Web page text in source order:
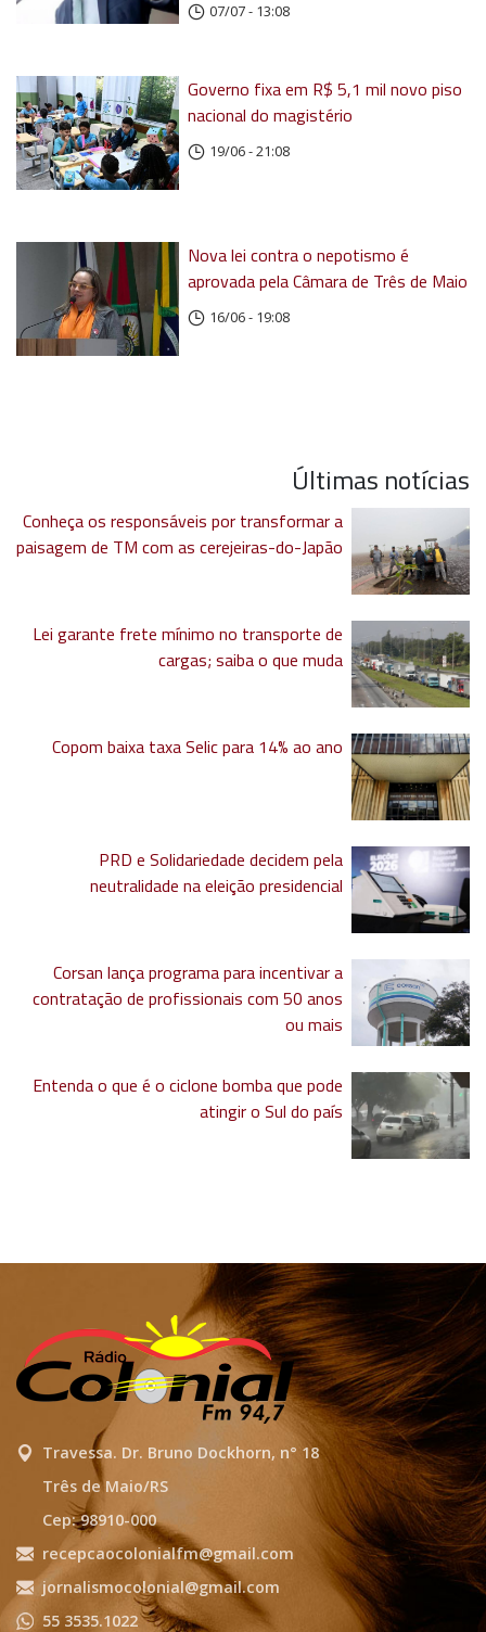
07/07 - 13:08
Governo fixa em R$ 5,1 mil novo piso
nacional do magistério
19/06 - 21:08
Nova lei contra o nepotismo é
aprovada pela Câmara de Três de Maio
16/06 - 19:08
Últimas notícias
Conheça os responsáveis por transformar a
paisagem de TM com as cerejeiras-do-Japão
Lei garante frete mínimo no transporte de
cargas; saiba o que muda
Copom baixa taxa Selic para 14% ao ano
PRD e Solidariedade decidem pela
neutralidade na eleição presidencial
Corsan lança programa para incentivar a
contratação de profissionais com 50 anos
ou mais
Entenda o que é o ciclone bomba que pode
atingir o Sul do país
Travessa. Dr. Bruno Dockhorn, n° 18
Três de Maio/RS
Cep: 98910-000
recepcaocolonialfm@gmail.com
jornalismocolonial@gmail.com
55 3535.1022